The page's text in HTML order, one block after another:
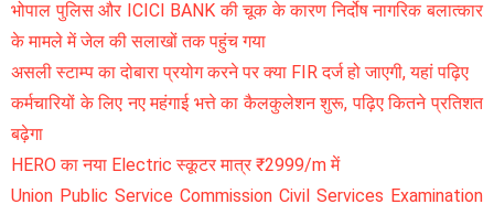
भोपाल पुलिस और ICICI BANK की चूक के कारण निर्दोष नागरिक बलात्कार
के मामले में जेल की सलाखों तक पहुंच गया
असली स्टाम्प का दोबारा प्रयोग करने पर क्या FIR दर्ज हो जाएगी, यहां पढ़िए
कर्मचारियों के लिए नए महंगाई भत्ते का कैलकुलेशन शुरू, पढ़िए कितने प्रतिशत
बढ़ेगा
HERO का नया Electric स्कूटर मात्र ₹2999/m में
Union Public Service Commission Civil Services Examination